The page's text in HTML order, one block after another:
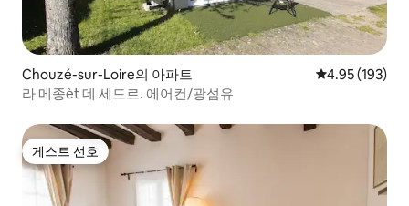
Chouzé-sur-Loire의 아파트 평점 4.95점(5
4.95 (193)
라 메종èt 데 세드르. 에어컨/광섬유
게스트 선호
게스트 선호